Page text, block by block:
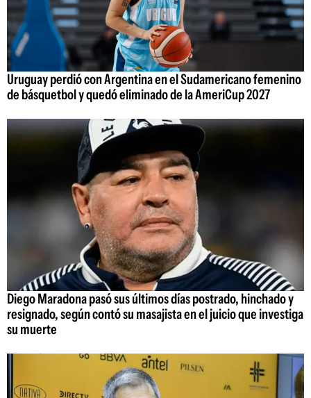
Uruguay perdió con Argentina en el Sudamericano femenino
de básquetbol y quedó eliminado de la AmeriCup 2027
Diego Maradona pasó sus últimos días postrado, hinchado y
resignado, según contó su masajista en el juicio que investiga
su muerte